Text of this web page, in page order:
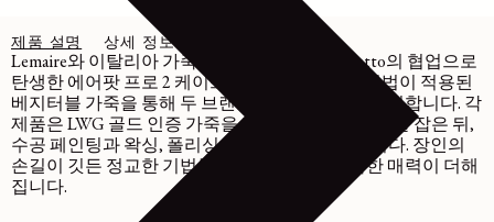
제품 설명 상세 정보
Lemaire와 이탈리아 가죽 제품 제조사인 Il Bussetto의 협업으로
탄생한 에어팟 프로 2 케이스는 몰드 및 파티나 기법이 적용된
베지터블 가죽을 통해 두 브랜드의 장인 정신을 구현합니다. 각
제품은 LWG 골드 인증 가죽을 전용 틀에 눌러 모양을 잡은 뒤,
수공 페인팅과 왁싱, 폴리싱 과정을 거쳐 완성됩니다. 장인의
손길이 깃든 정교한 기법들을 통해 고유의 독특한 매력이 더해
집니다.